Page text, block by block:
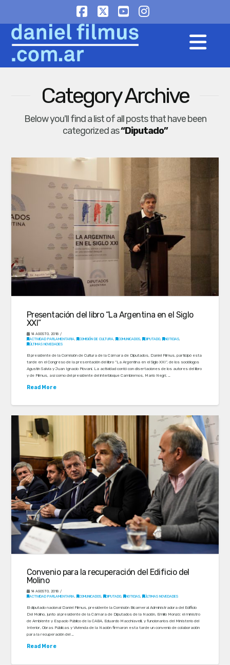
Facebook
X YouTube
Instagram
Category Archive
Below you'll find a list of all posts that have been
categorized as“Diputado”
Presentación del libro “La Argentina en el Siglo
XXI”
14 AGOSTO, 2018
ACTIVIDAD PARLAMENTARIA, COMISIÓN DE CULTURA, COMUNICADOS, DIPUTADO, NOTICIAS,
ÚLTIMAS NOVEDADES
El presidente de la Comisión de Cultura de la Cámara de Diputados, Daniel Filmus, participó esta
tarde en el Congreso de la presentación del libro “La Argentina en el Siglo XXI”, de los sociólogos
Agustín Salvia y Juan Ignacio Piovani. La actividad contó con disertaciones de los autores del libro
y de Filmus, así como del presidente del interbloque Cambiemos, Mario Negri, …
Read More
Convenio para la recuperación del Edificio del
Molino
14 AGOSTO, 2018
ACTIVIDAD PARLAMENTARIA, COMUNICADOS, DIPUTADO, NOTICIAS, ÚLTIMAS NOVEDADES
El diputado nacional Daniel Filmus, presidente la Comisión Bicameral Administradora del Edificio
Del Molino, junto al presidente de la Cámara de Diputados de la Nación, Emilio Monzó; el ministro
de Ambiente y Espacio Público de la CABA, Eduardo Macchiavelli, y funcionarios del Ministerio del
Interior, Obras Públicas y Vivienda de la Nación firmaron esta tarde un convenio de colaboración
para la recuperación del …
Read More